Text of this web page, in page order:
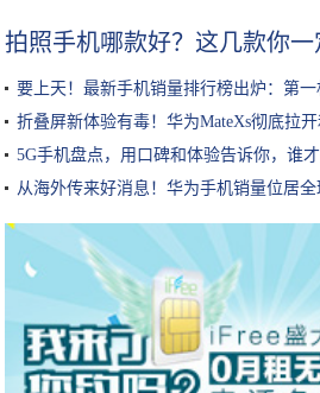
拍照手机哪款好？这几款你
要上天！最新手机销量排行榜出炉：第一
折叠屏新体验有毒！华为MateXs彻底拉
5G手机盘点，用口碑和体验告诉你，谁
从海外传来好消息！华为手机销量位居